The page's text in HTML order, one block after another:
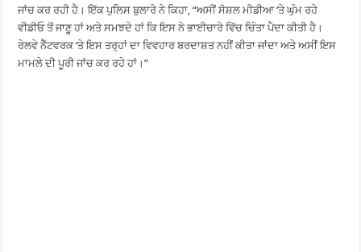
ਜਾਂਚ ਕਰ ਰਹੀ ਹੈ। ਇੱਕ ਪੁਲਿਸ ਬੁਲਾਰੇ ਨੇ ਕਿਹਾ, “ਅਸੀਂ ਸੋਸ਼ਲ ਮੀਡੀਆ ‘ਤੇ ਘੁੰਮ ਰਹੇ
ਵੀਡੀਓ ਤੋਂ ਜਾਣੂ ਹਾਂ ਅਤੇ ਸਮਝਦੇ ਹਾਂ ਕਿ ਇਸ ਨੇ ਭਾਈਚਾਰੇ ਵਿੱਚ ਚਿੰਤਾ ਪੈਦਾ ਕੀਤੀ ਹੈ।
ਰੇਲਵੇ ਨੈੱਟਵਰਕ ‘ਤੇ ਇਸ ਤਰ੍ਹਾਂ ਦਾ ਵਿਵਹਾਰ ਬਰਦਾਸ਼ਤ ਨਹੀਂ ਕੀਤਾ ਜਾਂਦਾ ਅਤੇ ਅਸੀਂ ਇਸ
ਮਾਮਲੇ ਦੀ ਪੂਰੀ ਜਾਂਚ ਕਰ ਰਹੇ ਹਾਂ।”